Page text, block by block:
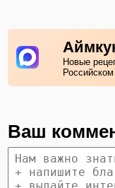
Новые
Ваш